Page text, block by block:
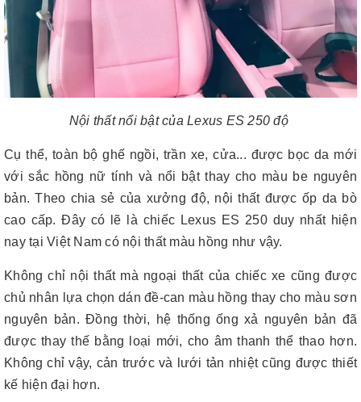
Nội thất nổi bật của Lexus ES 250 độ
Cụ thể, toàn bộ ghế ngồi, trần xe, cửa... được bọc da mới
với sắc hồng nữ tính và nổi bật thay cho màu be nguyên
bản. Theo chia sẻ của xưởng độ, nội thất được ốp da bò
cao cấp. Đây có lẽ là chiếc Lexus ES 250 duy nhất hiện
nay tại Việt Nam có nội thất màu hồng như vậy.
Không chỉ nội thất mà ngoại thất của chiếc xe cũng được
chủ nhân lựa chọn dán đề-can màu hồng thay cho màu sơn
nguyên bản. Đồng thời, hệ thống ống xả nguyên bản đã
được thay thế bằng loại mới, cho âm thanh thể thao hơn.
Không chỉ vậy, cản trước và lưới tản nhiệt cũng được thiết
kế hiện đại hơn.